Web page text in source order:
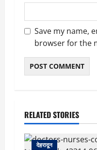
Save my name,
browser for the
RELATED STORIES
देहरादून